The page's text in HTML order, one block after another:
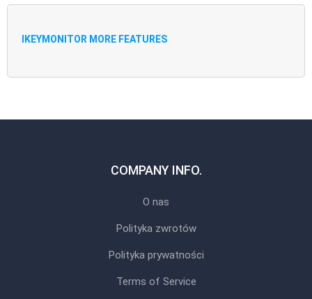
IKEYMONITOR MORE FEATURES
COMPANY INFO.
O nas
Polityka zwrotów
Polityka prywatności
Terms of Service